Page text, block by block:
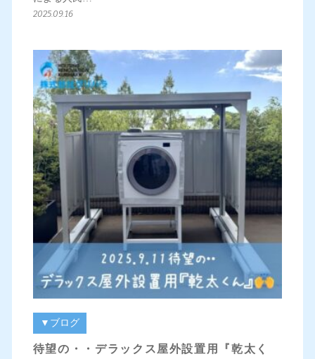
2025.09.16
▼ブログ
待望の・・デラックス屋外設置用『乾太く